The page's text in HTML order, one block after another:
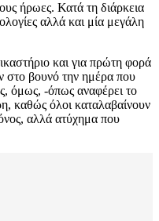
ήρωες. Κατά τη διάρκεια
αλλά και μία μεγάλη
και για πρώτη φορά
στο βουνό την ημέρα που
όμως, -όπως αναφέρει το
καθώς όλοι καταλαβαίνουν
αλλά ατύχημα που